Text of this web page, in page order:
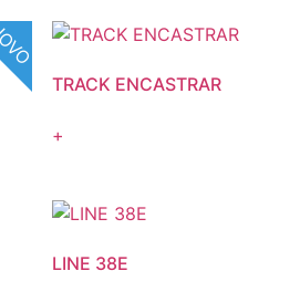
TRACK ENCASTRAR
+
LINE 38E